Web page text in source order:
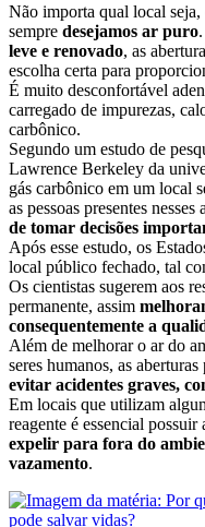
Não importa qual local
sempre desejamos ar puro
leve e renovado, as
escolha certa para
É muito desconfortável
carregado de impurezas,
carbônico.
Segundo um estudo de
Lawrence Berkeley da
gás carbônico em um local
as pessoas presentes nesses
de tomar decisões
Após esse estudo, os
local público fechado, tal
Os cientistas sugerem aos
permanente, assim
consequentemente a
Além de melhorar o ar do
seres humanos, as
evitar acidentes graves,
Em locais que utilizam
reagente é essencial
expelir para fora do
vazamento.